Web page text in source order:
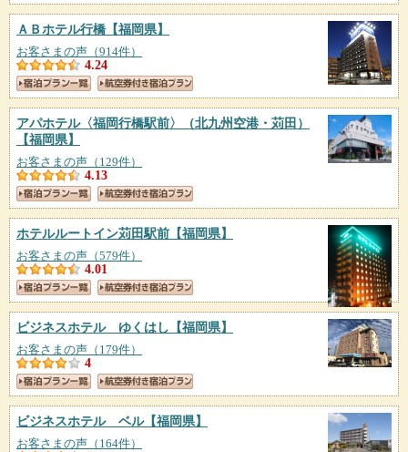
ＡＢホテル行橋【福岡県】
お客さまの声（914件）
4.24
アパホテル〈福岡行橋駅前〉（北九州空港・苅田）
【福岡県】
お客さまの声（129件）
4.13
ホテルルートイン苅田駅前 【福岡県】
お客さまの声（579件）
4.01
ビジネスホテル ゆくはし 【福岡県】
お客さまの声（179件）
4
ビジネスホテル ベル【福岡県】
お客さまの声（164件）